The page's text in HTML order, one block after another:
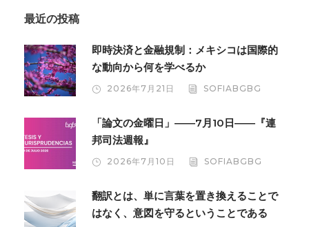
最近の投稿
即時決済と金融規制：メキシコは国際的
な動向から何を学べるか
2026年7月21日 SOFIABGBG
「論文の金曜日」――7月10日――『連
邦司法週報』
2026年7月10日 SOFIABGBG
翻訳とは、単に言葉を置き換えることで
はなく、意図を守るということである